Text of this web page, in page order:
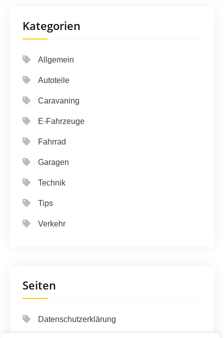
Kategorien
Allgemein
Autoteile
Caravaning
E-Fahrzeuge
Fahrrad
Garagen
Technik
Tips
Verkehr
Seiten
Datenschutzerklärung